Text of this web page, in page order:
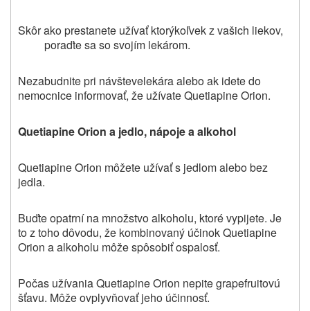
Skôr ako prestanete užívať ktorýkoľvek z vašich liekov,
poraďte sa so svojím lekárom.
Nezabudnitepri návštevelekáraalebo ak idete do
nemocnice informovať, že užívateQuetiapine Orion.
Quetiapine Orion a jedlo, nápoje a alkohol
Quetiapine Orion môžete užívať s jedlom alebo bez
jedla.
Buďte opatrní na množstvo alkoholu, ktoré vypijete. Je
to z toho dôvodu, že kombinovaný účinokQuetiapine
Orion aalkoholu môže spôsobiť ospalosť.
Počas užívaniaQuetiapine Orion nepite grapefruitovú
šťavu. Môže ovplyvňovať jeho účinnosť.